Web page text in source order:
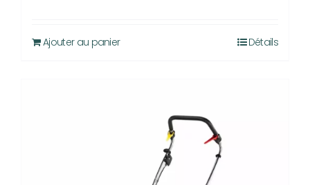
Ajouter au panier Détails